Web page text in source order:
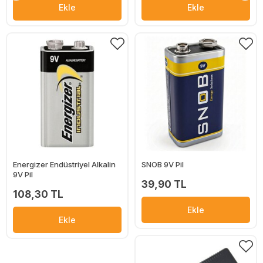
Ekle Ekle
Energizer Endüstriyel Alkalin
9V Pil
108,30 TL
Ekle
SNOB 9V Pil
39,90 TL
Ekle